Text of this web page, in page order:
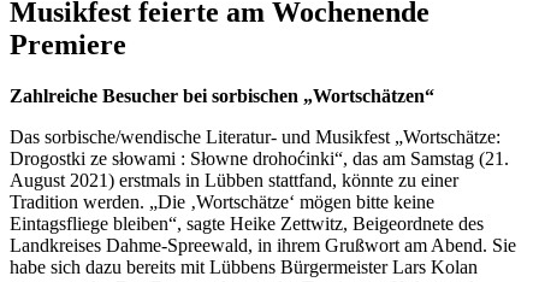
Musikfest feierte am Wochenende
Premiere
Zahlreiche Besucher bei sorbischen „Wortschätzen“
Das sorbische/wendische Literatur- und Musikfest „Wortschätze:
Drogostki ze słowami : Słowne drohoćinki“, das am Samstag (21.
August 2021) erstmals in Lübben stattfand, könnte zu einer
Tradition werden. „Die ‚Wortschätze‘ mögen bitte keine
Eintagsfliege bleiben“, sagte Heike Zettwitz, Beigeordnete des
Landkreises Dahme-Spreewald, in ihrem Grußwort am Abend. Sie
habe sich dazu bereits mit Lübbens Bürgermeister Lars Kolan